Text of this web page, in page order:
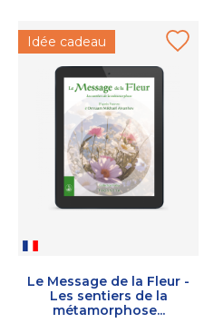
Idée cadeau
Le Message de la Fleur -
Les sentiers de la
métamorphose...